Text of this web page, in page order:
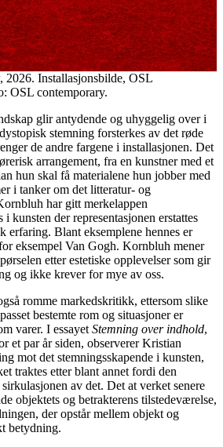
, 2026. Installasjonsbilde, OSL
OSL contemporary.
glir antydende og uhyggelig over i
stemning forsterkes av det røde
de andre fargene i installasjonen. Det
arrangement, fra en kunstner med et
hun skal få materialene hun jobber med
i tanker om det litteratur- og
har gitt merkelappen
kunsten der representasjonen erstattes
erfaring. Blant eksemplene hennes er
eksempel Van Gogh. Kornbluh mener
etter estetiske opplevelser som gir
og ikke krever for mye av oss.
romme markedskritikk, ettersom slike
bestemte rom og situasjoner er
varer. I essayetStemning over indhold,
et par år siden, observerer Kristian
mot det stemningsskapende i kunsten,
traktes etter blant annet fordi den
av det. Det at verket senere
objektets og betrakterens tilstedeværelse,
der opstår mellem objekt og
betydning.